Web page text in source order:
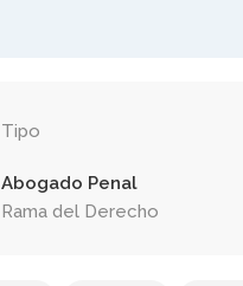
Tipo
Abogado Penal
Rama del Derecho